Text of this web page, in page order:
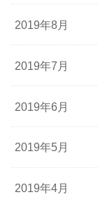
2019年8月
2019年7月
2019年6月
2019年5月
2019年4月